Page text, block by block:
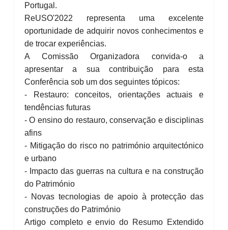
Portugal.
ReUSO'2022 representa uma excelente
oportunidade de adquirir novos conhecimentos e
de trocar experiências.
A Comissão Organizadora convida-o a
apresentar a sua contribuição para esta
Conferência sob um dos seguintes tópicos:
- Restauro: conceitos, orientações actuais e
tendências futuras
- O ensino do restauro, conservação e disciplinas
afins
- Mitigação do risco no património arquitectónico
e urbano
- Impacto das guerras na cultura e na construção
do Património
- Novas tecnologias de apoio à protecção das
construções do Património
Artigo completo e envio do Resumo Extendido